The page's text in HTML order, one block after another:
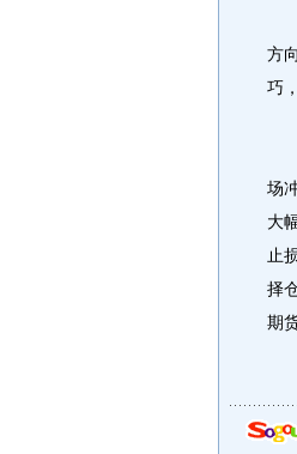
方
巧
场
大
止
择
期